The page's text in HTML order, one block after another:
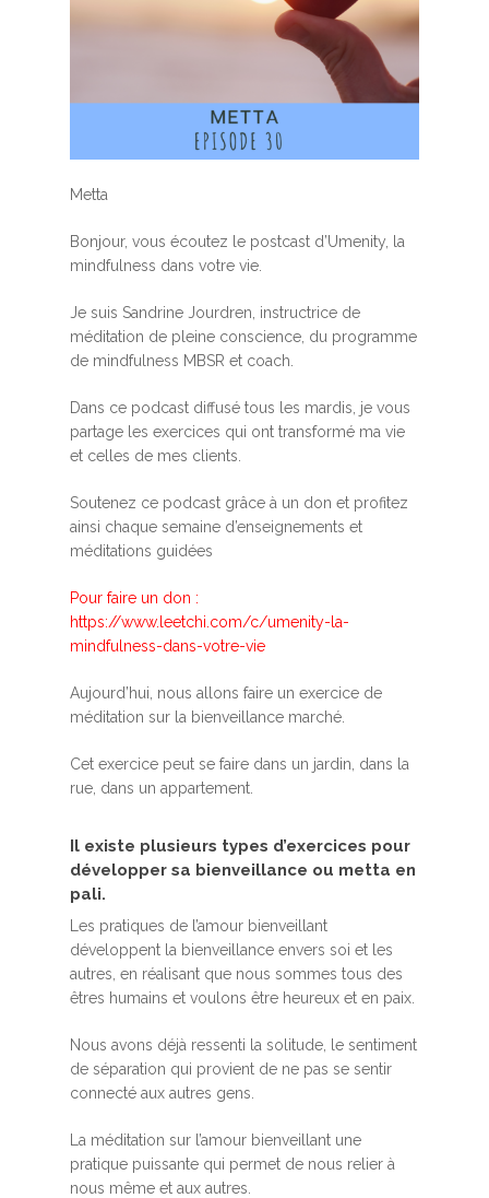
Metta
Bonjour, vous écoutez le postcast d’Umenity, la
mindfulness dans votre vie.
Je suis Sandrine Jourdren, instructrice de
méditation de pleine conscience, du programme
de mindfulness MBSR et coach.
Dans ce podcast diffusé tous les mardis, je vous
partage les exercices qui ont transformé ma vie
et celles de mes clients.
Soutenez ce podcast grâce à un don et profitez
ainsi chaque semaine d’enseignements et
méditations guidées
Pour faire un don :
https://www.leetchi.com/c/umenity-la-
mindfulness-dans-votre-vie
Aujourd’hui, nous allons faire un exercice de
méditation sur la bienveillance marché.
Cet exercice peut se faire dans un jardin, dans la
rue, dans un appartement.
Il existe plusieurs types d’exercices pour
développer sa bienveillance ou metta en
pali.
Les pratiques de l’amour bienveillant
développent la bienveillance envers soi et les
autres, en réalisant que nous sommes tous des
êtres humains et voulons être heureux et en paix.
Nous avons déjà ressenti la solitude, le sentiment
de séparation qui provient de ne pas se sentir
connecté aux autres gens.
La méditation sur l’amour bienveillant une
pratique puissante qui permet de nous relier à
nous même et aux autres.